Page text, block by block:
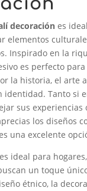
decoraciónes
elementos
Inspirado en la
es perfecto
la historia, el arte
identidad. Tanto si
sus experiencias
los diseños
una excelente
ideal para
un toque
étnico, la